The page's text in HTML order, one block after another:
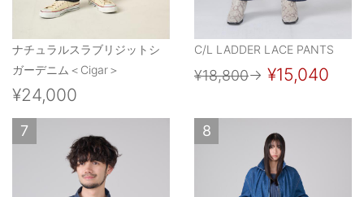
ナチュラルスラブリジットシ
ガーデニム＜Cigar＞
¥24,000
C/L LADDER LACE PANTS
¥18,800→ ¥15,040
7 8